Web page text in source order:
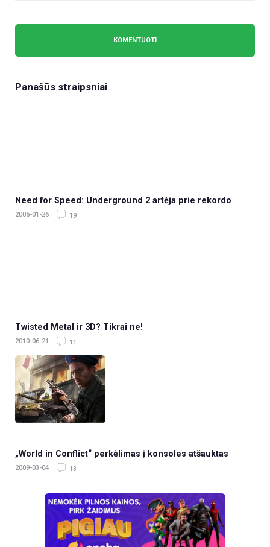
Panašūs straipsniai
Need for Speed: Underground 2 artėja prie rekordo
2005-01-26 19
Twisted Metal ir 3D? Tikrai ne!
2010-06-21 11
„World in Conflict“ perkėlimas į konsoles atšauktas
2009-03-04 13